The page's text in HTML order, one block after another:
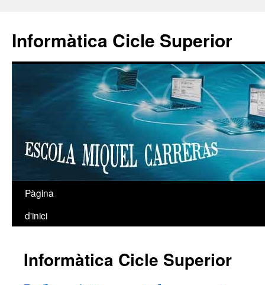
Informàtica Cicle Superior
Vés
Pàgina
d'inici
Informàtica Cicle Superior